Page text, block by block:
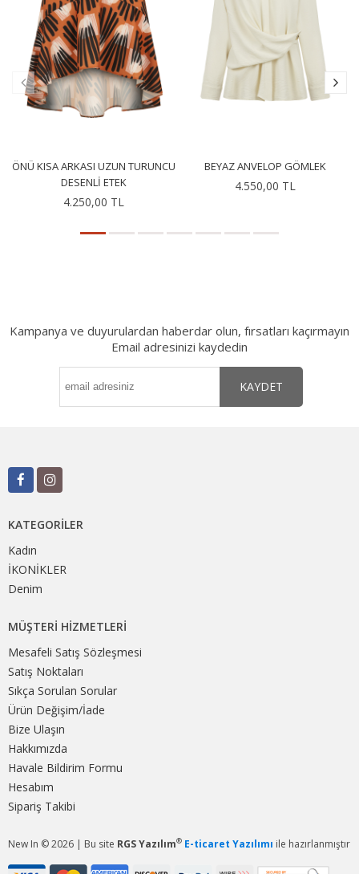
ÖNÜ KISA ARKASI UZUN TURUNCU
DESENLI ETEK
4.250,00 TL
BEYAZ ANVELOP GÖMLEK
4.550,00 TL
Kampanya ve duyurulardan haberdar olun, fırsatları kaçırmayın
Email adresinizi kaydedin
KAYDET
KATEGORILER
Kadın
İKONİKLER
Denim
MÜŞTERI HIZMETLERI
Mesafeli Satış Sözleşmesi
Satış Noktaları
Sıkça Sorulan Sorular
Ürün Değişim/İade
Bize Ulaşın
Hakkımızda
Havale Bildirim Formu
Hesabım
Sipariş Takibi
New In © 2026 | Bu site RGS Yazılım® E-ticaret Yazılımı ile hazırlanmıştır